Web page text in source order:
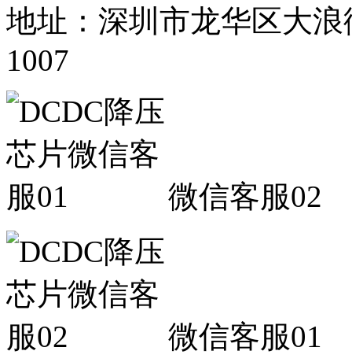
地址：深圳市龙华区大
1007
微信客服02
微信客服01